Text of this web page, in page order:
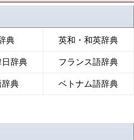
典 英和・和英辞典
日辞典 フランス語辞典
辞典 ベトナム語辞典